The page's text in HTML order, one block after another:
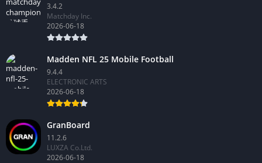
3.4.2
Matchday Inc.
2026-06-18
Madden NFL 25 Mobile Football
9.4.4
ELECTRONIC ARTS
2026-06-18
GranBoard
11.2.6
LUXZA Co.Ltd.
2026-06-18